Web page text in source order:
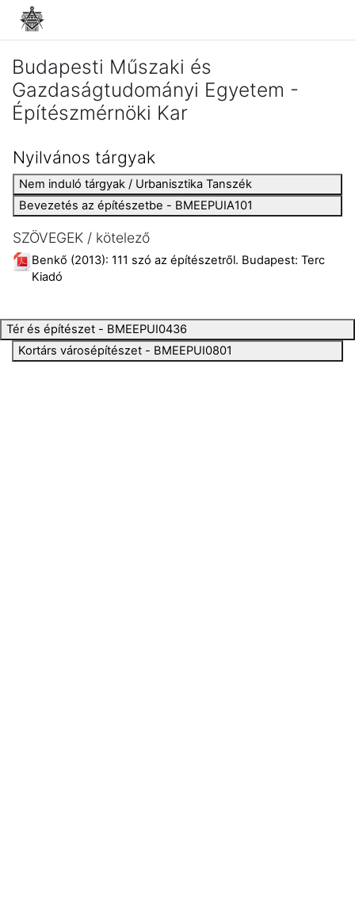
Tovább a fő tartalomhoz
Budapesti Műszaki és
Gazdaságtudományi Egyetem -
Építészmérnöki Kar
Nyilvános tárgyak
Nem induló tárgyak / Urbanisztika Tanszék
Bevezetés az építészetbe - BMEEPUIA101
SZÖVEGEK / kötelező
Benkő (2013): 111 szó az építészetről. Budapest: Terc
Kiadó
Tér és építészet - BMEEPUI0436
Kortárs városépítészet - BMEEPUI0801